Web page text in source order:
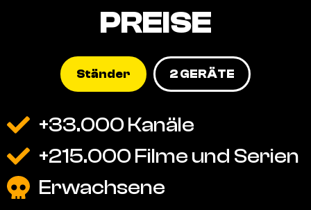
PREISE
Ständer 2 GERÄTE
+33.000 Kanäle
+215.000 Filme und Serien
Erwachsene